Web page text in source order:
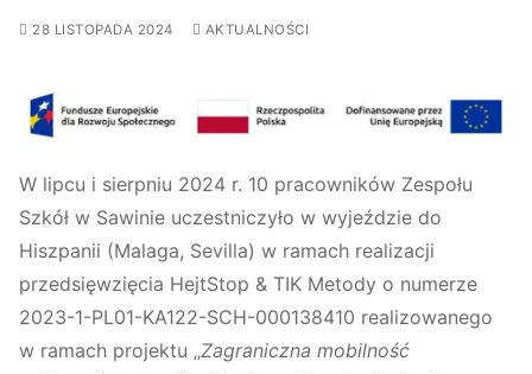
28 LISTOPADA 2024 AKTUALNOŚCI
W lipcu i sierpniu 2024 r. 10 pracowników Zespołu
Szkół w Sawinie uczestniczyło w wyjeździe do
Hiszpanii (Malaga, Sevilla) w ramach realizacji
przedsięwzięcia HejtStop & TIK Metody o numerze
2023-1-PL01-KA122-SCH-000138410 realizowanego
w ramach projektu „Zagraniczna mobilność